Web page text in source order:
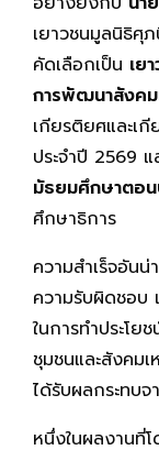
เยาวชนมูลนิธิศุ
คัดเลือกเป็น เย
การพัฒนาสังค
เกียรติยศและเ
ประจำปี 2569 แ
มัธยมศึกษาตอ
ศึกษาธิการ
ความสำเร็จอัน
ความรับผิดชอบ
ในการทำประโย
ชุมชนและสังคม
ได้รับผลกระทบ
หนึ่งในผลงานที่